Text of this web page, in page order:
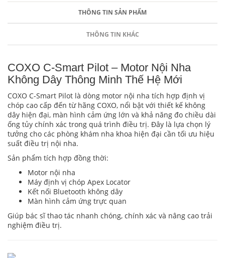
THÔNG TIN SẢN PHẨM
THÔNG TIN KHÁC
COXO C-Smart Pilot – Motor Nội Nha
Không Dây Thông Minh Thế Hệ Mới
COXO C-Smart Pilot là dòng motor nội nha tích hợp định vị
chóp cao cấp đến từ hãng COXO, nổi bật với thiết kế không
dây hiện đại, màn hình cảm ứng lớn và khả năng đo chiều dài
ống tủy chính xác trong quá trình điều trị. Đây là lựa chọn lý
tưởng cho các phòng khám nha khoa hiện đại cần tối ưu hiệu
suất điều trị nội nha.
Sản phẩm tích hợp đồng thời:
Motor nội nha
Máy định vị chóp Apex Locator
Kết nối Bluetooth không dây
Màn hình cảm ứng trực quan
Giúp bác sĩ thao tác nhanh chóng, chính xác và nâng cao trải
nghiệm điều trị.